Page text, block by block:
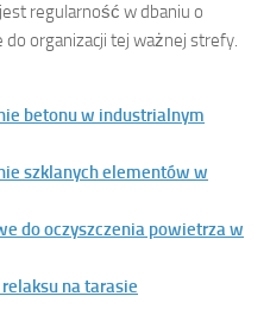
regularność w dbaniu o
organizacji tej ważnej strefy.
betonu w industrialnym
szklanych elementów w
do oczyszczenia powietrza w
na tarasie